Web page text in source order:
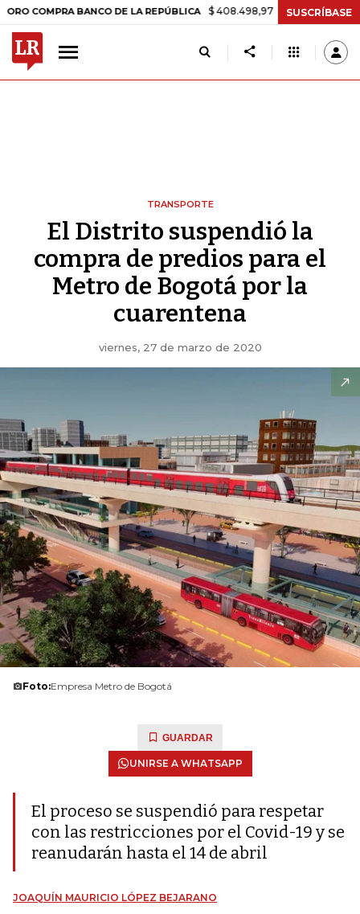
BANCO DE LA REPÚBLICA $ 408.498,97 +$ 8.753,81 +2,19%
SUSCRÍBASE
TRANSPORTE
El Distrito suspendió la
compra de predios para el
Metro de Bogotá por la
cuarentena
viernes, 27 de marzo de 2020
Foto:Empresa Metro de Bogotá
GUARDAR
UNIRSE A WHATSAPP
El proceso se suspendió para respetar
con las restricciones por el Covid-19 y se
reanudarán hasta el 14 de abril
JOAQUÍN MAURICIO LÓPEZ BEJARANO